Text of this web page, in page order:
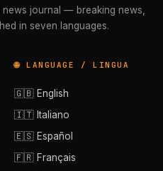
journal — breaking news,
in seven languages.
🌐 LANGUAGE / LINGUA
🇬🇧 English
🇮🇹 Italiano
🇪🇸 Español
🇫🇷 Français